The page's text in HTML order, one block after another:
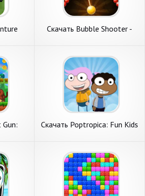
Скачать Bubble Shooter -
Андроид
Gun:
Скачать Poptropica: Fun Kids
Андроид